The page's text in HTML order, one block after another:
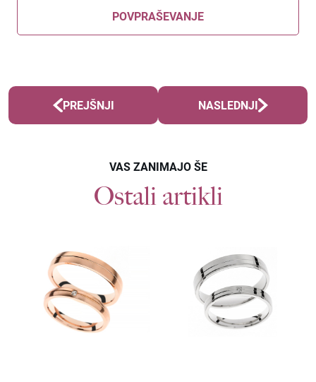
POVPRAŠEVANJE
PREJŠNJI NASLEDNJI
VAS ZANIMAJO ŠE
Ostali artikli